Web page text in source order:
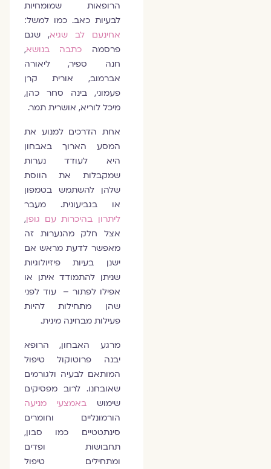
הרופאות שמומחיות
לבעיות כאב. כמו למשל:
אחינעם לב שגיא, שגם
פרסמה
כתבה בנושא,
חנה ספיר, ליאורה
אברמוב, אורית קרן
פעמוני, בינה סחר כהן,
מיכל לוריא, אושרית תמר.
אחת הדרכים למנוע את
המסע הארוך באבחון
היא לעודד נערות
שמקבלות את הווסת
שלהן להשתמש בטמפון
או בגביעונית. מעבר
ליתרון בהיכרות עם גופן,
אצל חלק מהנערות זה
מאפשר לדעת מראש אם
ישנן בעיות פיזיולוגיות
שניתן להתמודד איתן או
אפילו לפתור – עוד לפני
שהן מתחילות להיות
פעילות מבחינה מינית.
מרגע האבחון, הרופא
יבנה פרוטוקול טיפול
המותאם לבעיה ולגורמים
שאובחנו. לרוב מפסיקים
שימוש
באמצעי מניעה
הורמונליים וחומרים
סינתטטיים כמו סבון,
תחבושות ופדים
ומתחילים טיפול